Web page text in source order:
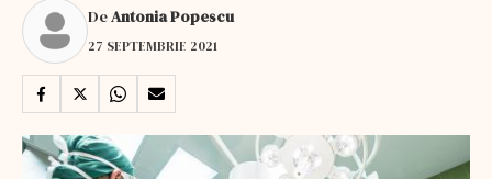
DeAntonia Popescu
27 SEPTEMBRIE 2021